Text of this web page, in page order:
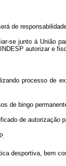
de
se junto à União
autorizar e
processo de
de bingo
de autorização
desportiva, bem